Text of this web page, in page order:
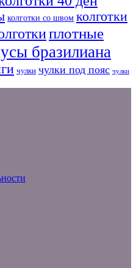
колготки со швом колготки
плотные
бразилиана
чулки чулки под пояс чулки